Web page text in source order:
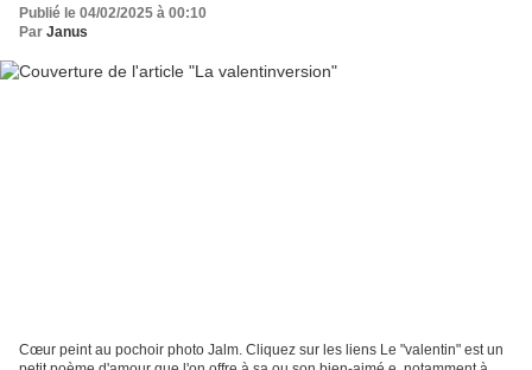
Publié le 04/02/2025 à 00:10
Par Janus
Cœur peint au pochoir photo Jalm. Cliquez sur les liens Le "valentin" est un